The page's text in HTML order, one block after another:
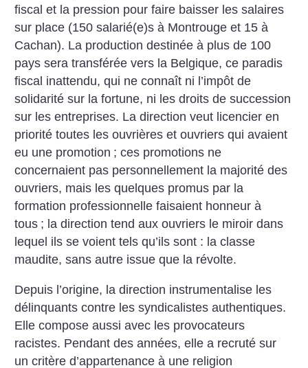
fiscal et la pression pour faire baisser les salaires
sur place (150 salarié(e)s à Montrouge et 15 à
Cachan). La production destinée à plus de 100
pays sera transférée vers la Belgique, ce paradis
fiscal inattendu, qui ne connaît ni l’impôt de
solidarité sur la fortune, ni les droits de succession
sur les entreprises. La direction veut licencier en
priorité toutes les ouvrières et ouvriers qui avaient
eu une promotion ; ces promotions ne
concernaient pas personnellement la majorité des
ouvriers, mais les quelques promus par la
formation professionnelle faisaient honneur à
tous ; la direction tend aux ouvriers le miroir dans
lequel ils se voient tels qu’ils sont : la classe
maudite, sans autre issue que la révolte.
Depuis l’origine, la direction instrumentalise les
délinquants contre les syndicalistes authentiques.
Elle compose aussi avec les provocateurs
racistes. Pendant des années, elle a recruté sur
un critère d’appartenance à une religion